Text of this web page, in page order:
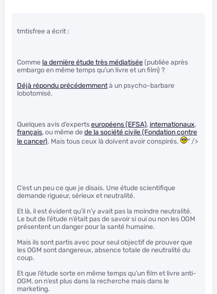
tmtisfree a écrit :
Comme la dernière étude très médiatisée(publiée après
embargo en même temps qu’un livre et un film) ?
Déjà répondu précédemmentà un psycho-barbare
lobotomisé.
Quelques avis d’expertseuropéens (EFSA), internationaux,
français, ou même de de la société civile (Fondation contre
le cancer). Mais tous ceux là doivent avoir conspirés. " />
C’est un peu ce que je disais. Une étude scientifique
demande rigueur, sérieux et neutralité.
Et là, il est évident qu’il n’y avait pas la moindre neutralité.
Le but de l’étude n’était pas de savoir si oui ou non les OGM
présentent un danger pour la santé humaine.
Mais ils sont partis avec pour seul objectif de prouver que
les OGM sont dangereux, absence totale de neutralité du
coup.
Et que l’étude sorte en même temps qu’un film et livre anti-
OGM, on n’est plus dans la recherche mais dans le
marketing.